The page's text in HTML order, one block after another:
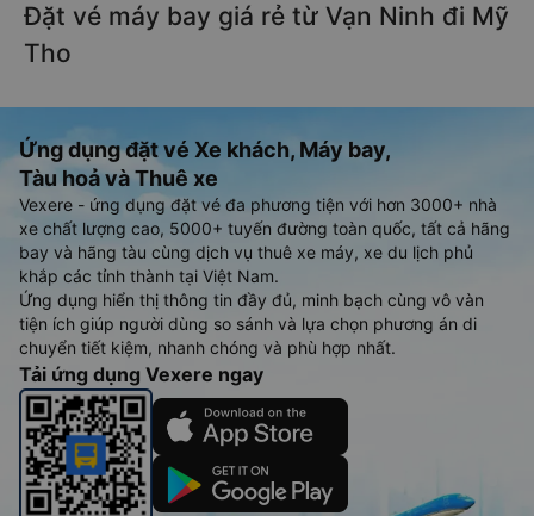
Đặt vé máy bay giá rẻ từ Vạn Ninh đi Mỹ
Tho
Ứng dụng đặt vé Xe khách, Máy bay,
Tàu hoả và Thuê xe
Vexere - ứng dụng đặt vé đa phương tiện với hơn 3000+ nhà
xe chất lượng cao, 5000+ tuyến đường toàn quốc, tất cả hãng
bay và hãng tàu cùng dịch vụ thuê xe máy, xe du lịch phủ
khắp các tỉnh thành tại Việt Nam.
Ứng dụng hiển thị thông tin đầy đủ, minh bạch cùng vô vàn
tiện ích giúp người dùng so sánh và lựa chọn phương án di
chuyển tiết kiệm, nhanh chóng và phù hợp nhất.
Tải ứng dụng Vexere ngay